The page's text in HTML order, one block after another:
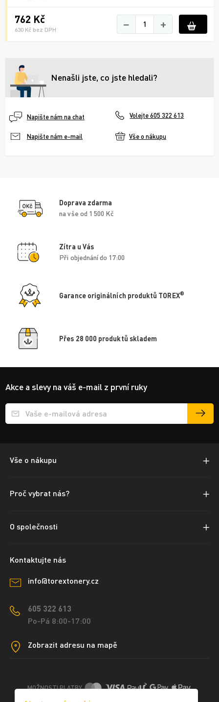
762 Kč
630 Kč bez DPH − +
Nenašli jste, co jste hledali?
Napište nám na chat Volejte 605 322 613
Napište nám e-mail Vše o nákupu
Doprava zdarma
na vše od 1 500 Kč
Zítra u Vás
Při objednání do 17:00
Garance originálních produktů TOREX®
Přes 28 000 produktů skladem
Akce a slevy na váš e-mail z první ruky
Přihlášení e-mailu k odběru
Vše o nákupu
Proč vybrat nás?
O společnosti
Kontaktujte nás
info@torextonery.cz
605 322 613
Po-Pá 8:00-17:00
Zobrazit adresu na mapě
MOŽNOSTI PLATBY